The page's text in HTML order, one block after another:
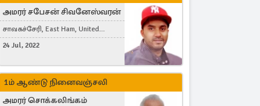
அமரர் சபேசன் சிவனேஸ்வரன்
சாவகச்சேரி, East Ham, United
Kingdom
24 Jul, 2022
1ம் ஆண்டு நினைவஞ்சலி
அமரர் சொக்கலிங்கம்